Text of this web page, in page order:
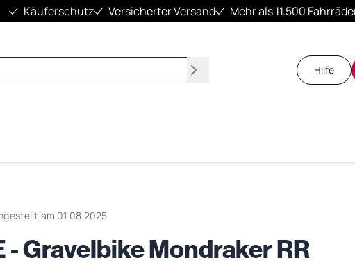
Käuferschutz Versicherter Versand Mehr als 11.500
Suchen
Hilfe
am 01.08.2025
- Gravelbike Mondraker RR